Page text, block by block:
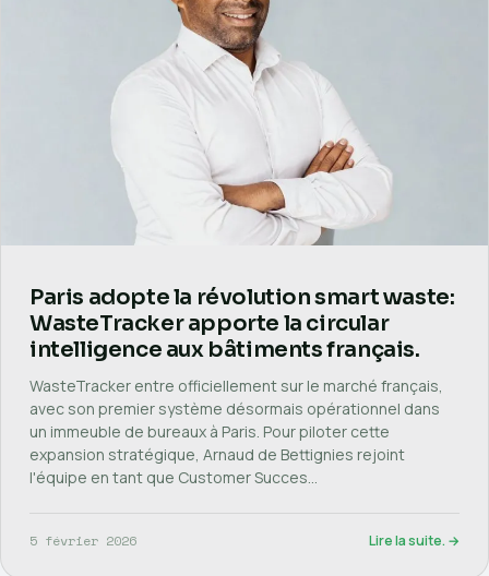
Paris adopte la révolution smart waste:
WasteTracker apporte la circular
intelligence aux bâtiments français.
WasteTracker entre officiellement sur le marché français,
avec son premier système désormais opérationnel dans
un immeuble de bureaux à Paris. Pour piloter cette
expansion stratégique, Arnaud de Bettignies rejoint
l'équipe en tant que Customer Succes…
5 février 2026 Lire la suite. →